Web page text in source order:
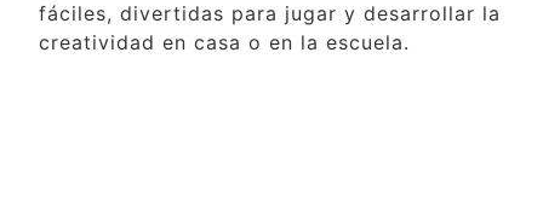
fáciles, divertidas para jugar y desarrollar la
creatividad en casa o en la escuela.